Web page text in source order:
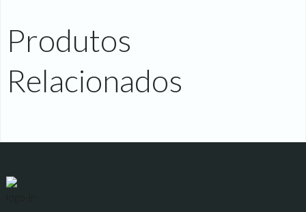
Produtos
Relacionados